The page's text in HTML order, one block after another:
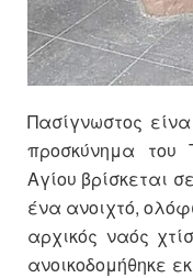
Πασίγνωστος
προσκύνημα του
Αγίου βρίσκεται
ένα ανοιχτό,
αρχικός ναός
ανοικοδομήθηκε